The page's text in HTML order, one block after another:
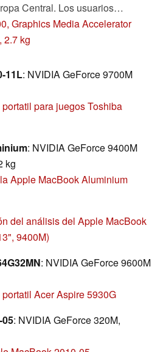
Central. Los usuarios
su duración de batería y la
Por lo tanto los modelos con
AMD (en este caso - el similar
de chequear las
Centrino 2, el HP 6730b. Para
un modelo con una pantalla
Graphics Media Accelerator
2.7 kg
11L: NVIDIA GeForce 9700M
para juegos Toshiba
: NVIDIA GeForce 9400M
kg
Apple MacBook Aluminium
del análisis del Apple MacBook
9400M)
: NVIDIA GeForce 9600M
Acer Aspire 5930G
: NVIDIA GeForce 320M,